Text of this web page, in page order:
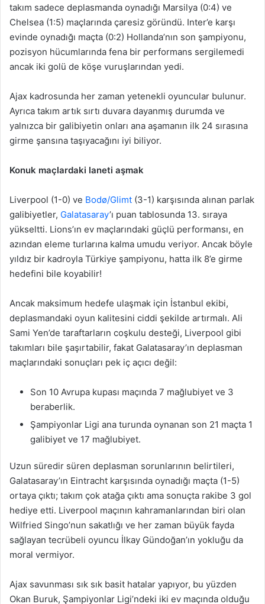
takım sadece deplasmanda oynadığı Marsilya (0:4) ve
Chelsea (1:5) maçlarında çaresiz göründü. Inter’e karşı
evinde oynadığı maçta (0:2) Hollanda’nın son şampiyonu,
pozisyon hücumlarında fena bir performans sergilemedi
ancak iki golü de köşe vuruşlarından yedi.
Ajax kadrosunda her zaman yetenekli oyuncular bulunur.
Ayrıca takım artık sırtı duvara dayanmış durumda ve
yalnızca bir galibiyetin onları ana aşamanın ilk 24 sırasına
girme şansına taşıyacağını iyi biliyor.
Konuk maçlardaki laneti aşmak
Liverpool (1-0) ve Bodø/Glimt (3-1) karşısında alınan parlak
galibiyetler, Galatasaray’ı puan tablosunda 13. sıraya
yükseltti. Lions’ın ev maçlarındaki güçlü performansı, en
azından eleme turlarına kalma umudu veriyor. Ancak böyle
yıldız bir kadroyla Türkiye şampiyonu, hatta ilk 8’e girme
hedefini bile koyabilir!
Ancak maksimum hedefe ulaşmak için İstanbul ekibi,
deplasmandaki oyun kalitesini ciddi şekilde artırmalı. Ali
Sami Yen’de taraftarların coşkulu desteği, Liverpool gibi
takımları bile şaşırtabilir, fakat Galatasaray’ın deplasman
maçlarındaki sonuçları pek iç açıcı değil:
Son 10 Avrupa kupası maçında 7 mağlubiyet ve 3
beraberlik.
Şampiyonlar Ligi ana turunda oynanan son 21 maçta 1
galibiyet ve 17 mağlubiyet.
Uzun süredir süren deplasman sorunlarının belirtileri,
Galatasaray’ın Eintracht karşısında oynadığı maçta (1-5)
ortaya çıktı; takım çok atağa çıktı ama sonuçta rakibe 3 gol
hediye etti. Liverpool maçının kahramanlarından biri olan
Wilfried Singo’nun sakatlığı ve her zaman büyük fayda
sağlayan tecrübeli oyuncu İlkay Gündoğan’ın yokluğu da
moral vermiyor.
Ajax savunması sık sık basit hatalar yapıyor, bu yüzden
Okan Buruk, Şampiyonlar Ligi’ndeki iki ev maçında olduğu